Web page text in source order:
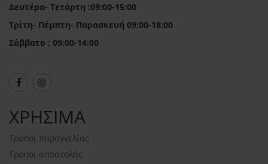
Δευτέρα- Τετάρτη :09:00-15:00
Τρίτη- Πέμπτη- Παρασκευή 09:00-18:00
Σάββατο : 09:00-14:00
ΧΡΗΣΙΜΑ
Τρόποι παραγγελίας
Τρόποι αποστολής